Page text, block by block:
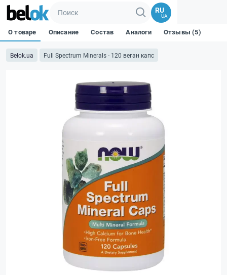
RU
UA
Belok.ua Full Spectrum Minerals - 120 веган капс
О товаре Описание Состав Аналоги Отзывы (5)